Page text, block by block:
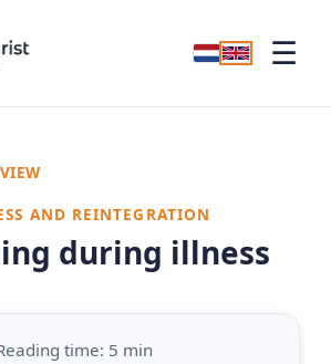
☰
during illness
AND REINTEGRATION
time: 5 min